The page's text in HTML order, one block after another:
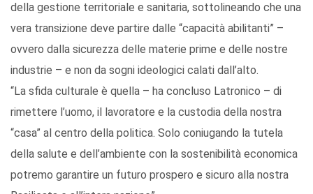
della gestione territoriale e sanitaria, sottolineando che una
vera transizione deve partire dalle “capacità abilitanti” –
ovvero dalla sicurezza delle materie prime e delle nostre
industrie – e non da sogni ideologici calati dall’alto.
“La sfida culturale è quella – ha concluso Latronico – di
rimettere l’uomo, il lavoratore e la custodia della nostra
“casa” al centro della politica. Solo coniugando la tutela
della salute e dell’ambiente con la sostenibilità economica
potremo garantire un futuro prospero e sicuro alla nostra